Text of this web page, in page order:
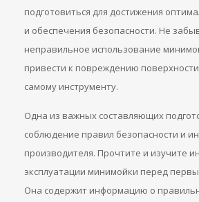
подготовиться для достижения
и обеспечения безопасности. Не
неправильное использование
привести к повреждению
самому инструменту.
Одна из важных составляющих
соблюдение правил безопасности и
производителя. Прочтите и изучите
эксплуатации минимойки перед
Она содержит информацию о